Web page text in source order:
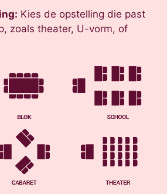
Kies de opstelling die past
zoals theater, U-vorm, of